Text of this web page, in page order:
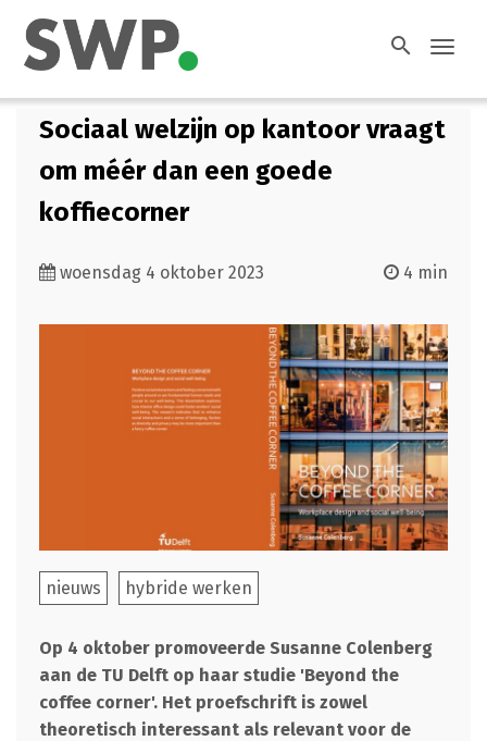
search
Sociaal welzijn op kantoor vraagt
om méér dan een goede
koffiecorner
woensdag 4 oktober 2023 4 min
nieuws hybride werken
Op 4 oktober promoveerde Susanne Colenberg
aan de TU Delft op haar studie 'Beyond the
coffee corner'. Het proefschrift is zowel
theoretisch interessant als relevant voor de